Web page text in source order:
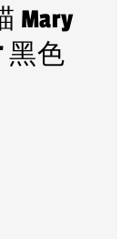
Mary
黑色